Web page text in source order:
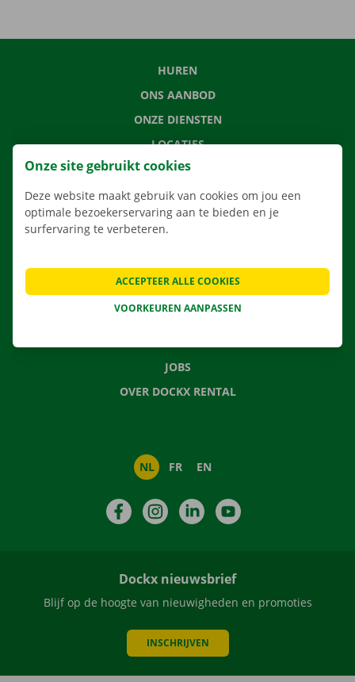
HUREN
ONS AANBOD
ONZE DIENSTEN
LOCATIES
APP
VERHUISOPLOSSINGEN
CONTACTEER ONS
VEELGESTELDE VRAGEN
JOBS
OVER DOCKX RENTAL
NL FR EN
FacebookInstagramLinkedIn
Dockx nieuwsbrief
Blijf op de hoogte van nieuwigheden en promoties
INSCHRIJVEN
Onze site gebruikt cookies
Deze website maakt gebruik van cookies om jou een
optimale bezoekerservaring aan te bieden en je
surfervaring te verbeteren.
VOORKEUREN AANPASSEN
ACCEPTEER ALLE COOKIES